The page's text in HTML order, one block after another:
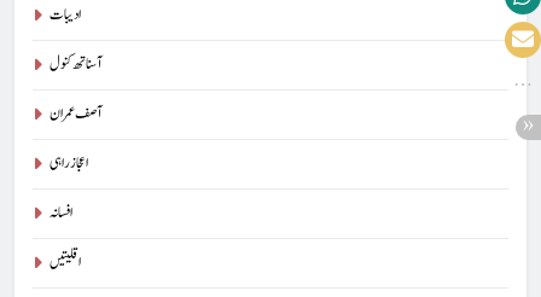
ادیبات
آسناتھ کنول
آصف عمران
اعجاز راہی
افسانہ
اقلیتیں